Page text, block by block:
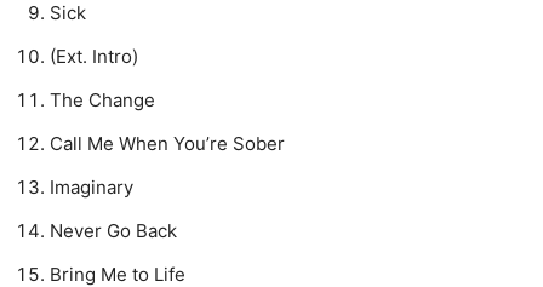
Sick
(Ext. Intro)
The Change
Call Me When You’re Sober
Imaginary
Never Go Back
Bring Me to Life